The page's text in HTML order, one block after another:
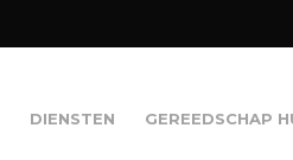
DIENSTEN GEREEDSCHAP